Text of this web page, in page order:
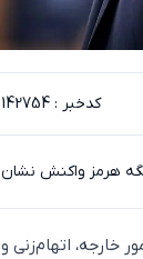
کدخبر : 142754
هرمز واکنش نشان
خارجه، اتهام‌زنی